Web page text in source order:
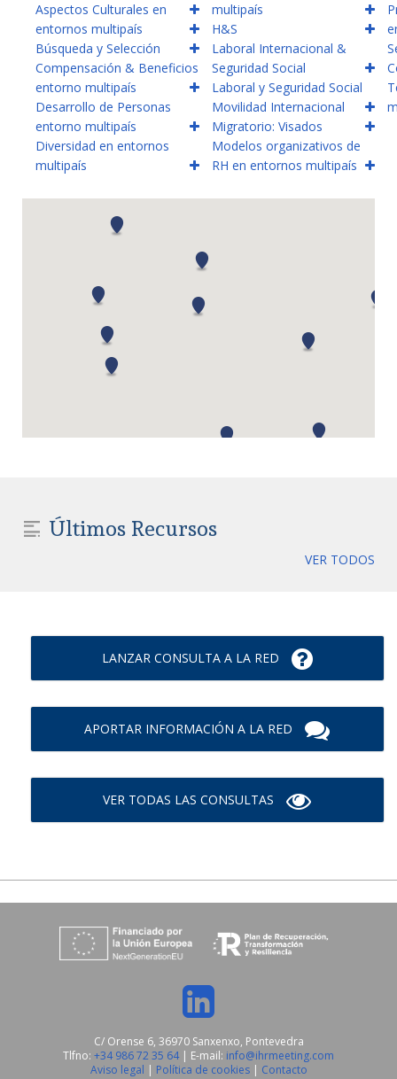
Aspectos Culturales en
entornos multipaís
Búsqueda y Selección
Compensación & Beneficios
entorno multipaís
Desarrollo de Personas
entorno multipaís
Diversidad en entornos
multipaís
multipaís
H&S
Laboral Internacional &
Seguridad Social
Laboral y Seguridad Social
Movilidad Internacional
Migratorio: Visados
Modelos organizativos de
RH en entornos multipaís
Últimos Recursos
VER TODOS
LANZAR CONSULTA A LA RED
APORTAR INFORMACIÓN A LA RED
VER TODAS LAS CONSULTAS
C/ Orense 6, 36970 Sanxenxo, Pontevedra
Tlfno: +34 986 72 35 64| E-mail: info@ihrmeeting.com
Aviso legal | Política de cookies | Contacto